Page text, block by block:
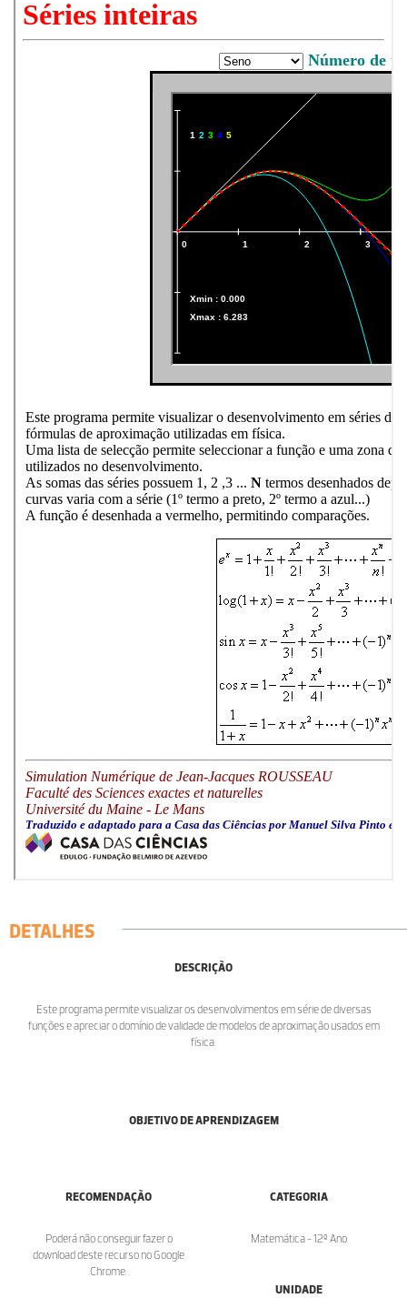
DETALHES
DESCRIÇÃO
Este programa permite visualizar os desenvolvimentos em série de diversas
funções e apreciar o domínio de validade de modelos de aproximação usados em
física.
OBJETIVO DE APRENDIZAGEM
RECOMENDAÇÃO
Poderá não conseguir fazer o
download deste recurso no Google
Chrome.
CATEGORIA
Matemática - 12º Ano
UNIDADE